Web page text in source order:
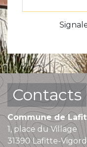
Contacts
Commune de
1, place du Village
31390 Lafitte-